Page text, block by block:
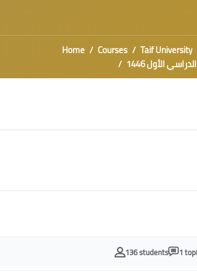
Home
Courses
Taif University
الدراسي الأول 1446
136 students 1